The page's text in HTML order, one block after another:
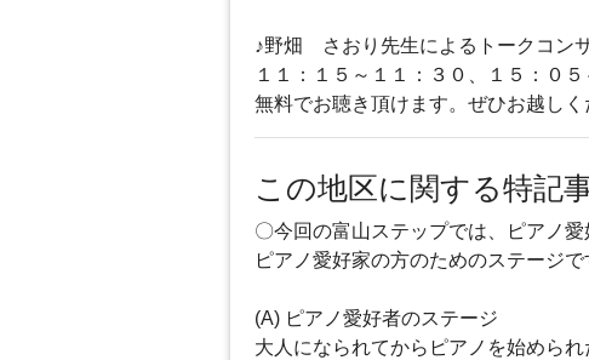
♪野畑 さおり先生によるトークコン
１１：１５～１１：３０、１５：０５
無料でお聴き頂けます。ぜひお越し
この地区に関する特記
〇今回の富山ステップでは、ピアノ
ピアノ愛好家の方のためのステージで
(A) ピアノ愛好者のステージ
大人になられてからピアノを始めら